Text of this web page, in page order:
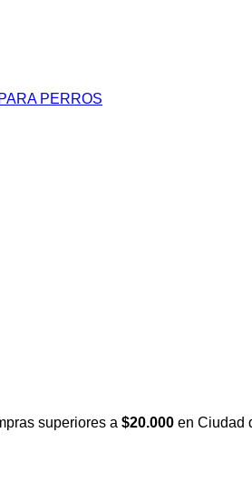
PERROS
superiores a $20.000 en Ciudad